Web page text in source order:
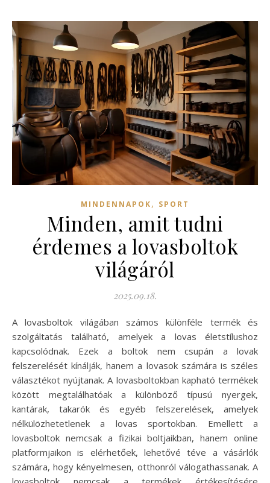
MINDENNAPOK, SPORT
Minden, amit tudni
érdemes a lovasboltok
világáról
2025.09.18.
A lovasboltok világában számos különféle termék és
szolgáltatás található, amelyek a lovas életstílushoz
kapcsolódnak. Ezek a boltok nem csupán a lovak
felszerelését kínálják, hanem a lovasok számára is széles
választékot nyújtanak. A lovasboltokban kapható termékek
között megtalálhatóak a különböző típusú nyergek,
kantárak, takarók és egyéb felszerelések, amelyek
nélkülözhetetlenek a lovas sportokban. Emellett a
lovasboltok nemcsak a fizikai boltjaikban, hanem online
platformjaikon is elérhetőek, lehetővé téve a vásárlók
számára, hogy kényelmesen, otthonról válogathassanak. A